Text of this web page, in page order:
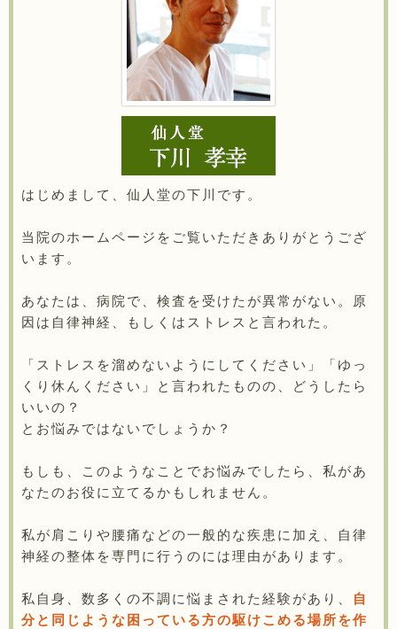
はじめまして、仙人堂の下川です。
当院のホームページをご覧いただきありがとうござ
います。
あなたは、病院で、検査を受けたが異常がない。原
因は自律神経、もしくはストレスと言われた。
「ストレスを溜めないようにしてください」「ゆっ
くり休んください」と言われたものの、どうしたら
いいの？
とお悩みではないでしょうか？
もしも、このようなことでお悩みでしたら、私があ
なたのお役に立てるかもしれません。
私が肩こりや腰痛などの一般的な疾患に加え、自律
神経の整体を専門に行うのには理由があります。
私自身、数多くの不調に悩まされた経験があり、
自
分と同じような困っている方の駆けこめる場所を作